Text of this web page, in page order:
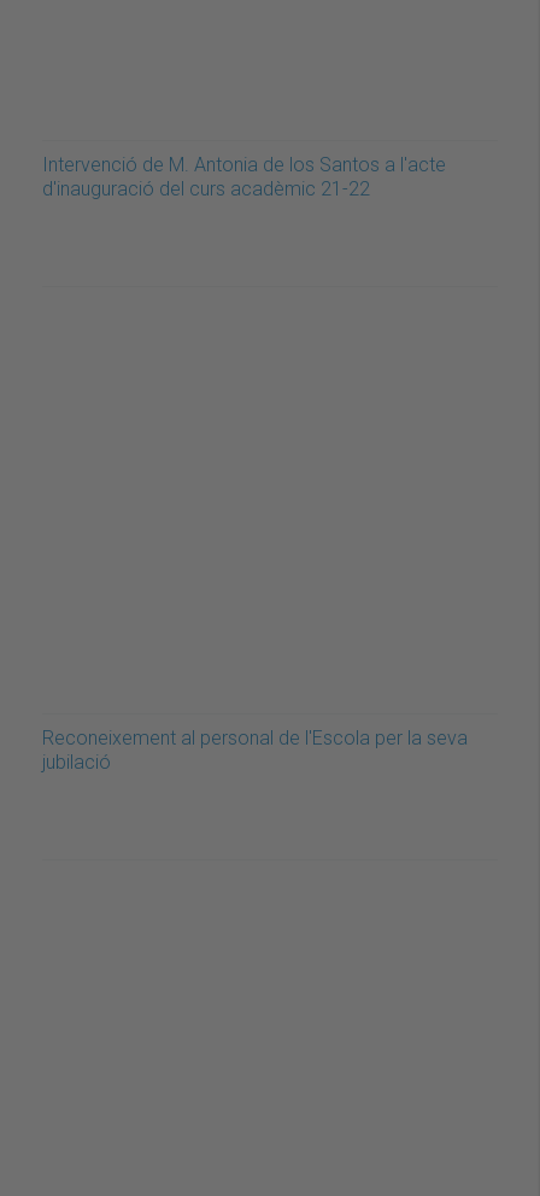
Intervenció de M. Antonia de los Santos a l'acte
d'inauguració del curs acadèmic 21-22
Reconeixement al personal de l'Escola per la seva
jubilació